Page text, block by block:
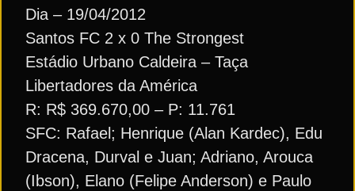
Dia – 19/04/2012
Santos FC 2 x 0 The Strongest
Estádio Urbano Caldeira – Taça
Libertadores da América
R: R$ 369.670,00 – P: 11.761
SFC: Rafael; Henrique (Alan Kardec), Edu
Dracena, Durval e Juan; Adriano, Arouca
(Ibson), Elano (Felipe Anderson) e Paulo